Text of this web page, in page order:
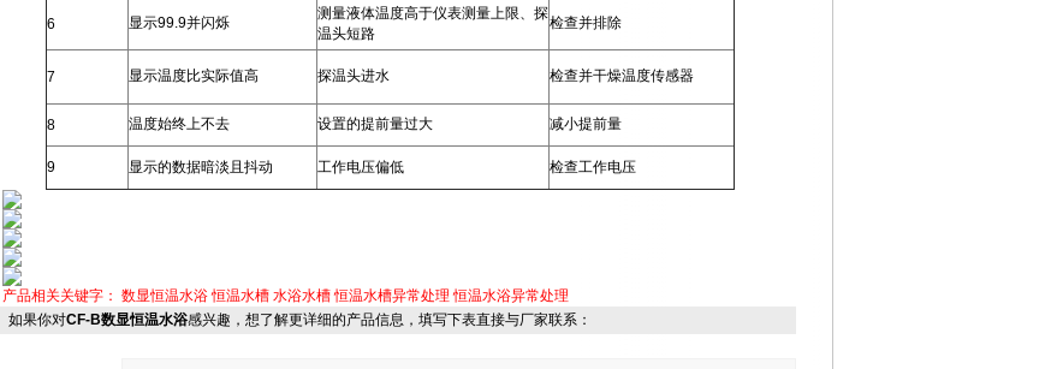
6 显示99.9并闪烁
测量液体温度高于仪表测量上限、探
温头短路
检查并排除
7 显示温度比实际值高 探温头进水 检查并干燥温度传感器
8 温度始终上不去 设置的提前量过大 减小提前量
9 显示的数据暗淡且抖动 工作电压偏低 检查工作电压
产品相关关键字： 数显恒温水浴 恒温水槽 水浴水槽 恒温水槽异常处理 恒温水浴异常处理
如果你对CF-B数显恒温水浴感兴趣，想了解更详细的产品信息，填写下表直接与厂家联系：